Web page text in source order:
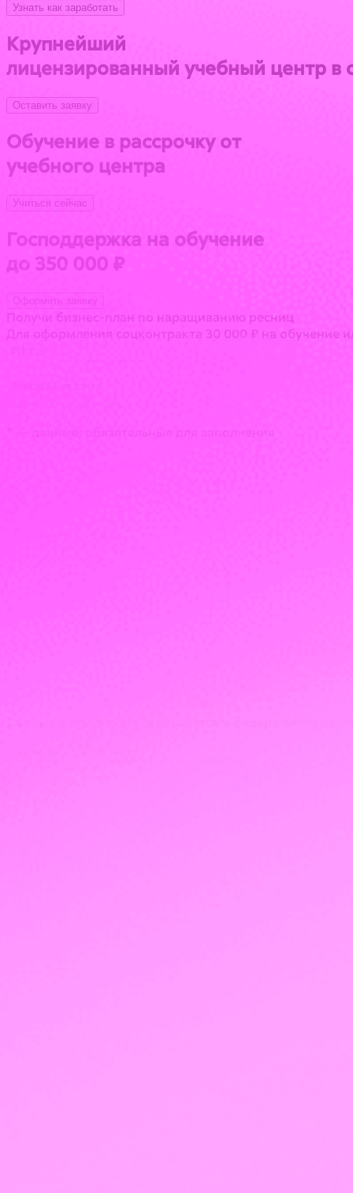
Узнать как заработать
Крупнейший
лицензированный учебный центр в
Оставить заявку
Обучение в рассрочку от
учебного центра
Учиться сейчас
Господдержка на обучение
до 350 000 ₽
Оформить заявку
Получи бизнес-план по наращиванию ресниц
Для оформления соцконтракта 30 000 ₽ на обучение
52